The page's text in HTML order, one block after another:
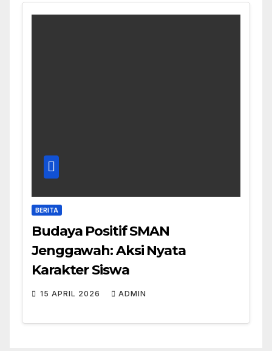
BERITA
Budaya Positif SMAN
Jenggawah: Aksi Nyata
Karakter Siswa
15 APRIL 2026 ADMIN